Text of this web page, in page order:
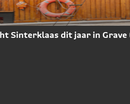
Sinterklaas dit jaar in Grave